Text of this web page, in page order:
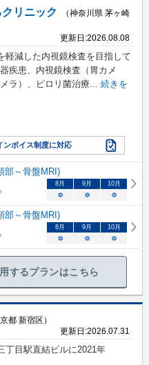
リニック
（神奈川県 茅ヶ崎
更新日:2026.08.08
軽減した内視鏡検査を目指して
疾患、内視鏡検査（胃カメ
ラ）、ピロリ菌治療... 続きを
ンボイス制度に対応
部～骨盤MRI)
8月 9月 10月
○ ○ ○
部～骨盤MRI)
8月 9月 10月
○ ○ ○
するプランはこちら
京都 新宿区）
更新日:2026.07.31
丁目駅直結ビルに2021年